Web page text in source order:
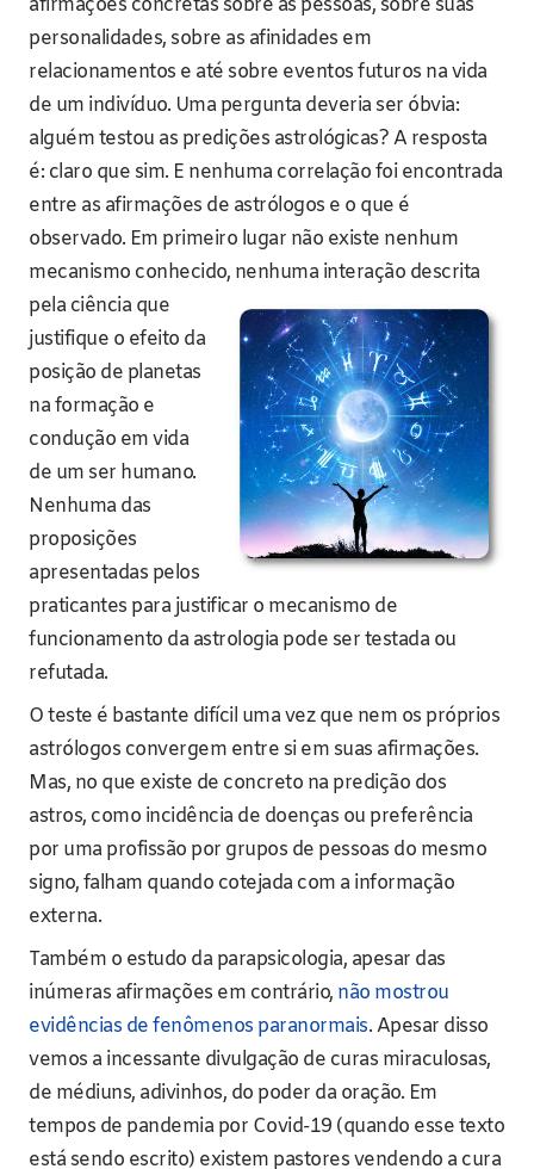
afirmações concretas sobre as pessoas, sobre suas
personalidades, sobre as afinidades em
relacionamentos e até sobre eventos futuros na vida
de um indivíduo. Uma pergunta deveria ser óbvia:
alguém testou as predições astrológicas? A resposta
é: claro que sim. E nenhuma correlação foi encontrada
entre as afirmações de astrólogos e o que é
observado. Em primeiro lugar não existe nenhum
mecanismo conhecido, nenhuma interação descrita
pela ciência que
justifique o efeito da
posição de planetas
na formação e
condução em vida
de um ser humano.
Nenhuma das
proposições
apresentadas pelos
praticantes para justificar o mecanismo de
funcionamento da astrologia pode ser testada ou
refutada.
O teste é bastante difícil uma vez que nem os próprios
astrólogos convergem entre si em suas afirmações.
Mas, no que existe de concreto na predição dos
astros, como incidência de doenças ou preferência
por uma profissão por grupos de pessoas do mesmo
signo, falham quando cotejada com a informação
externa.
Também o estudo da parapsicologia, apesar das
inúmeras afirmações em contrário, não mostrou
evidências de fenômenos paranormais. Apesar disso
vemos a incessante divulgação de curas miraculosas,
de médiuns, adivinhos, do poder da oração. Em
tempos de pandemia por Covid-19 (quando esse texto
está sendo escrito) existem pastores vendendo a cura